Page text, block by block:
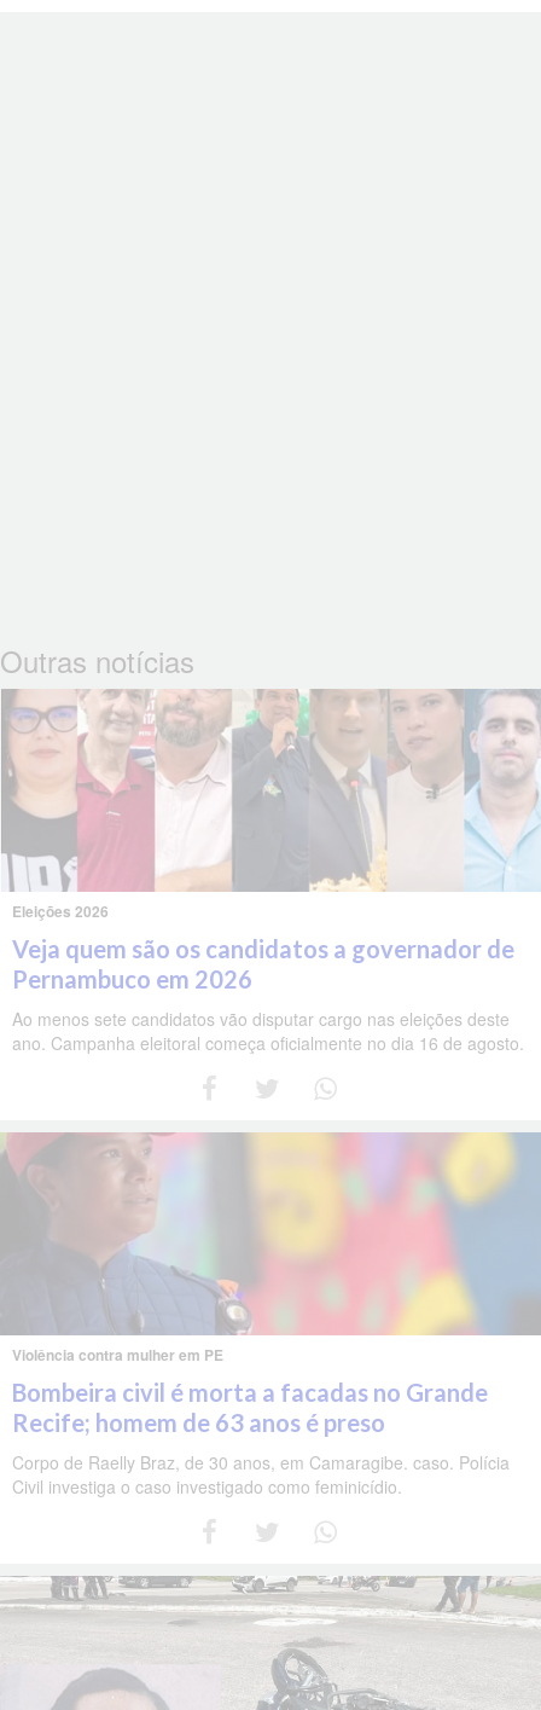
Outras notícias
Eleições 2026
Veja quem são os candidatos a governador de
Pernambuco em 2026
Ao menos sete candidatos vão disputar cargo nas eleições deste
ano. Campanha eleitoral começa oficialmente no dia 16 de agosto.
Violência contra mulher em PE
Bombeira civil é morta a facadas no Grande
Recife; homem de 63 anos é preso
Corpo de Raelly Braz, de 30 anos, em Camaragibe. caso. Polícia
Civil investiga o caso investigado como feminicídio.